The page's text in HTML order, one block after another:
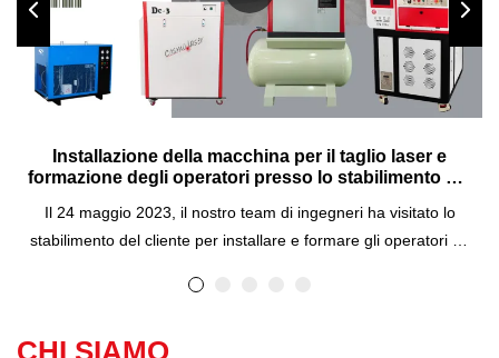
Installazione della macchina per il taglio laser e
formazione degli operatori presso lo stabilimento del
Il 24 maggio 2023, il nostro team di ingegneri ha visitato lo
stabilimento del cliente per installare e formare gli operatori su
macchina è un'attrezzatura ad alte prestazioni in grado di
questo post del blog, condivideremo i dettagli sul processo di
CHI SIAMO